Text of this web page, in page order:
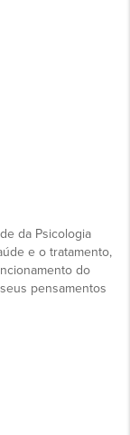
da Psicologia
e o tratamento,
do
pensamentos